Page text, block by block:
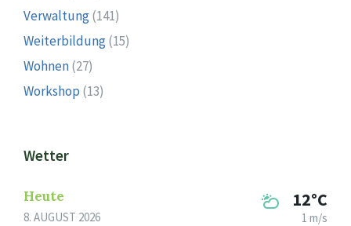
Verwaltung(141)
Weiterbildung(15)
Wohnen(27)
Workshop (13)
Wetter
Heute
8. AUGUST 2026
12°C
1 m/s